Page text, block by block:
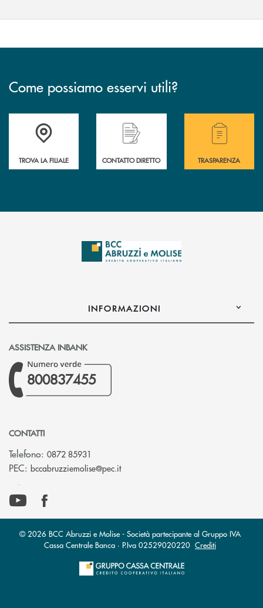
Come possiamo esservi utili?
Accedi all' elenco completo delle filiali .
TROVA LA FILIALE CONTATTO DIRETTO
Hai bisogno di
TRASPARENZA
INFORMAZIONI
ASSISTENZA INBANK
800837455
CONTATTI
Telefono: 0872 85931
PEC: bccabruzziemolise@pec.it(si apre l’app di posta elettronica)
© 2026 BCC Abruzzi e Molise - Società partecipante al Gruppo IVA
Cassa Centrale Banca · P.Iva 02529020220 Crediti